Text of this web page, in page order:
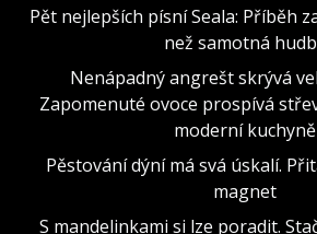
Pět nejlepších písní Seala: Příběh
než samotná
Nenápadný angrešt skrývá
Zapomenuté ovoce prospívá
moderní kuchyně
Pěstování dýní má svá úskalí.
magnet
S mandelinkami si lze poradit.